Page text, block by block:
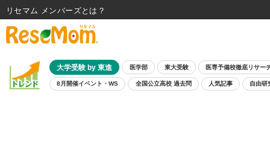
大学受験 by 東進 医学部 東大受験 医専予備校徹底リサー
8月開催イベント・WS 全国公立高校 過去問 人気記事 自由研
リセマム メンバーズ